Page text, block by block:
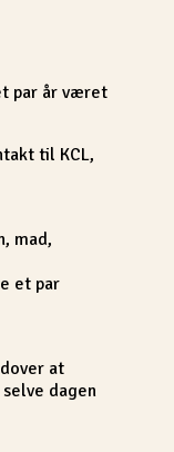
par år været
til KCL,
mad,
et par
at
dagen